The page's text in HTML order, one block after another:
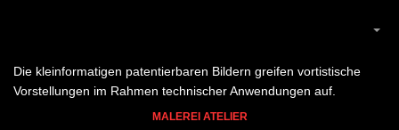
Die kleinformatigen patentierbaren Bildern greifen vortistische
Vorstellungen im Rahmen technischer Anwendungen auf.
MALEREI ATELIER